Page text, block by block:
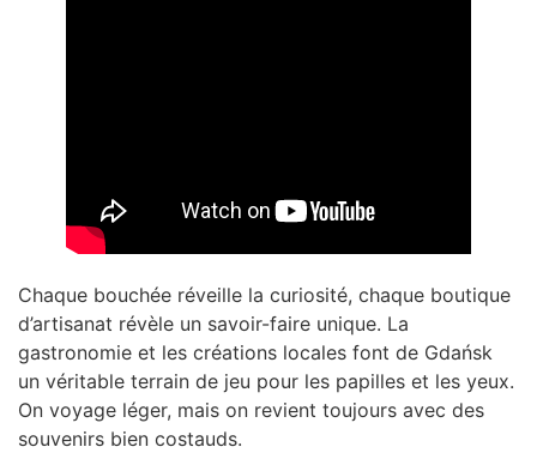
Chaque bouchée réveille la curiosité, chaque boutique
d’artisanat révèle un savoir-faire unique. La
gastronomie et les créations locales font de Gdańsk
un véritable terrain de jeu pour les papilles et les yeux.
On voyage léger, mais on revient toujours avec des
souvenirs bien costauds.